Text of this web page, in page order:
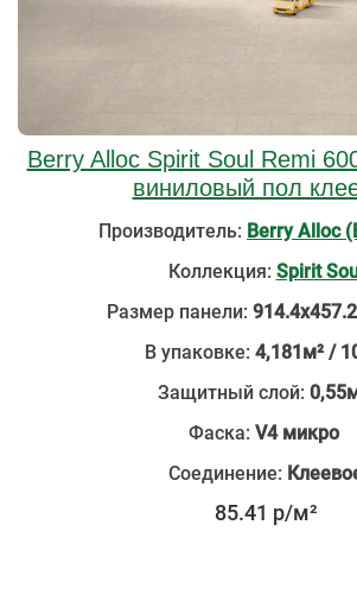
Berry Alloc Spirit Soul Remi
виниловый пол
Производитель: Berry Alloc
Коллекция: Spirit
Размер панели:
В упаковке: 4,181м² /
Защитный слой:
Фаска: V4 микро
Соединение:
85.41 р/м²